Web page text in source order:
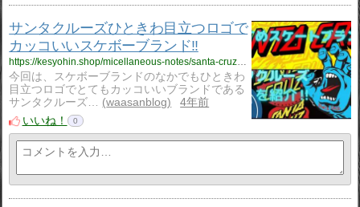
サンタクルーズひときわ目立つロゴで
カッコいいスケボーブランド‼
https://kesyohin.shop/micellaneous-notes/santa-cruz/1676/
今回は、スケボーブランドのなかでもひときわ
目立つロゴでとてもカッコいいブランドである
サンタクルーズ…
waasanblog
4年前
いいね！
0